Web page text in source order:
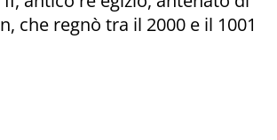
che regnò tra il 2000 e il 1001